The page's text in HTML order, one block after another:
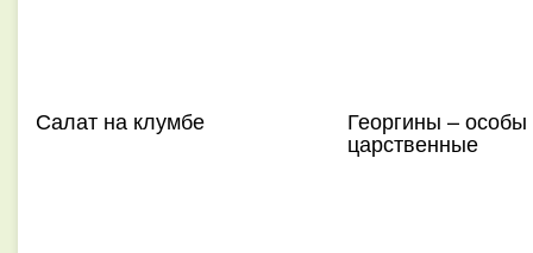
Салат на клумбе Георгины – особы
царственные